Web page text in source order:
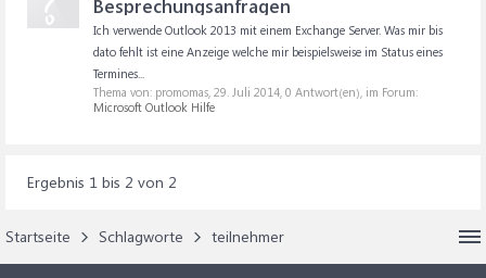
Besprechungsanfragen
Ich verwende Outlook 2013 mit einem Exchange Server. Was mir bis
dato fehlt ist eine Anzeige welche mir beispielsweise im Status eines
Termines...
Thema von: promomas, 29. Juli 2014, 0 Antwort(en), im Forum:
Microsoft Outlook Hilfe
Ergebnis 1 bis 2 von 2
Startseite Schlagworte teilnehmer